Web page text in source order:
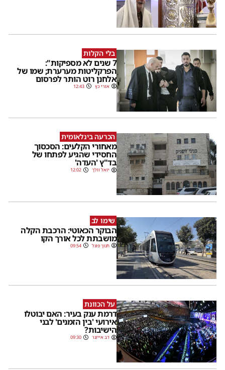
בלי הקלות
7 שנים לא מספיקות":
הפרקליטות מערערת; שמו של
אלחנן רוט הותר לפרסום
אורי כץ 12:43
הכרעה בינלאומית
מאחורי הקלעים: הסכסוך
החסידי שהגיע לפתחו של
בד"ץ 'העדה'
יואל וולך 12:02
שימו לב
הבוקר הכאוטי: הרכבת הקלה
מושבתת לכל אורך הקו
חנוך פוגל 09:54
על הכוונת
דרמת ענק בעיר: האם יבוטלו
אירועי 'בין הזמנים' לבני
הישיבות?
דב אייזנר 09:30